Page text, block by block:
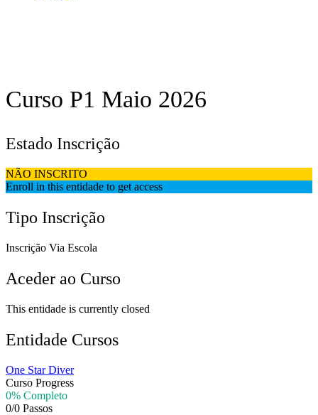
Curso P1 Maio 2026
Estado Inscrição
NÃO INSCRITO
Enroll in this entidade to get access
Tipo Inscrição
Inscrição Via Escola
Aceder ao Curso
This entidade is currently closed
Entidade Cursos
One Star Diver
Curso Progress
0% Completo
0/0 Passos